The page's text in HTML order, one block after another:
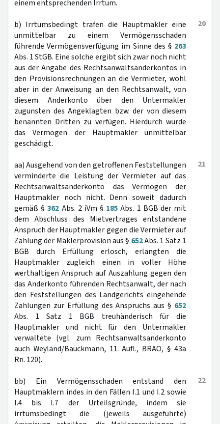
einem entsprechenden Irrtum.
20
b) Irrtumsbedingt trafen die Hauptmakler eine
unmittelbar zu einem Vermögensschaden
führende Vermögensverfügung im Sinne des § 263
Abs. 1 StGB. Eine solche ergibt sich zwar noch nicht
aus der Angabe des Rechtsanwaltsanderkontos in
den Provisionsrechnungen an die Vermieter, wohl
aber in der Anweisung an den Rechtsanwalt, von
diesem Anderkonto über den Untermakler
zugunsten des Angeklagten bzw. der von diesem
benannten Dritten zu verfügen. Hierdurch wurde
das Vermögen der Hauptmakler unmittelbar
geschädigt.
21
aa) Ausgehend von den getroffenen Feststellungen
verminderte die Leistung der Vermieter auf das
Rechtsanwaltsanderkonto das Vermögen der
Hauptmakler noch nicht. Denn soweit dadurch
gemäß §362 Abs. 2 iVm § 185 Abs. 1 BGB der mit
dem Abschluss des Mietvertrages entstandene
Anspruch der Hauptmakler gegen die Vermieter auf
Zahlung der Maklerprovision aus § 652Abs. 1 Satz 1
BGB durch Erfüllung erlosch, erlangten die
Hauptmakler zugleich einen in voller Höhe
werthaltigen Anspruch auf Auszahlung gegen den
das Anderkonto führenden Rechtsanwalt, der nach
den Feststellungen des Landgerichts eingehende
Zahlungen zur Erfüllung des Anspruchs aus § 652
Abs. 1 Satz 1 BGB treuhänderisch für die
Hauptmakler und nicht für den Untermakler
verwaltete (vgl. zum Rechtsanwaltsanderkonto
auch Weyland/Bauckmann, 11. Aufl., BRAO, § 43a
Rn. 120).
22
bb) Ein Vermögensschaden entstand den
Hauptmaklern indes in den Fällen I.1 und I.2 sowie
I.4 bis I.7 der Urteilsgründe, indem sie
irrtumsbedingt die (jeweils ausgeführte)